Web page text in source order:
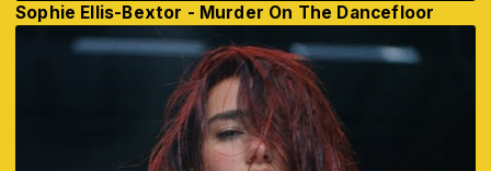
Sophie Ellis-Bextor - Murder On The Dancefloor